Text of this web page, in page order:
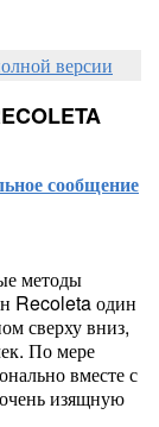
версии
сообщение
методы
Recoleta один
сверху вниз,
По мере
вместе с
изящную